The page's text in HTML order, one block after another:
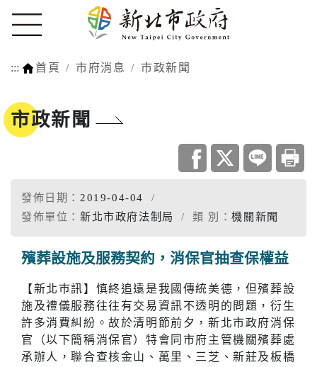
::: 首頁 市府消息 市政新聞
市政新聞
發佈日期： 2019-04-04
發佈單位： 新北市政府法制局 類 別：機關新聞
殯葬設施及服務契約，消保官抽查保權益
【新北巿訊】慎終追遠是我國傳統美德，但殯葬設
施及禮儀服務往往有交易資訊不透明的問題，衍生
許多消費糾紛。故於清明節前夕，新北市政府消保
官（以下簡稱消保官）特會同市府主管機關殯葬處
承辦人，聯合查核金山、萬里、三芝、新莊及板橋